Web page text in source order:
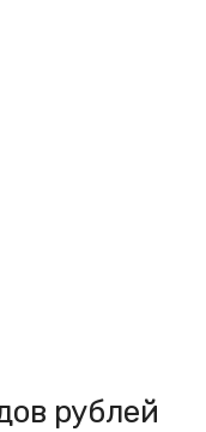
рублей